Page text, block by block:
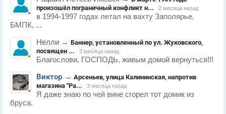
произошёл пограничный конфликт н...
2 месяца назад
в 1994-1997 годах летал на вахту Заполярье,
БМПК, ...
Нелли → Баннер, установленный по ул. Жуковского,
посвящен ...
3 месяца назад
Благослови, ГОСПОДЬ, живым домой вернуться!!!
Виктор → Арсеньев, улица Калининская, напротив
магазина "Ра...
3 месяца назад
Я даже знаю по чей вине сгорел тот домик из
бруса.